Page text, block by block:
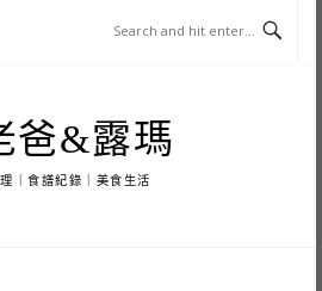
爸&露瑪
｜食譜紀錄｜美食生活